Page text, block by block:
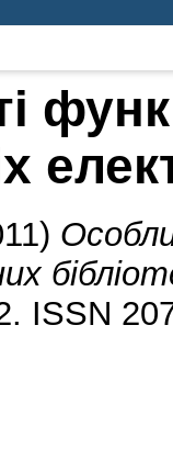
ISSN